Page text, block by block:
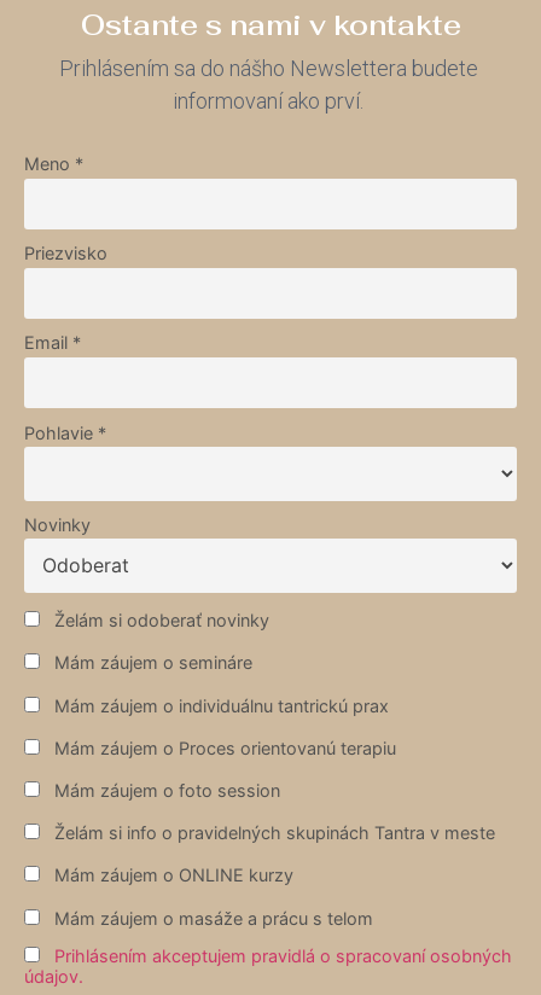
Ostante s nami v kontakte
Prihlásením sa do nášho Newslettera budete
informovaní ako prví.
Meno *
Priezvisko
Email *
Pohlavie *
Novinky
Želám si odoberať novinky
Mám záujem o semináre
Mám záujem o individuálnu tantrickú prax
Mám záujem o Proces orientovanú terapiu
Mám záujem o foto session
Želám si info o pravidelných skupinách Tantra v meste
Mám záujem o ONLINE kurzy
Mám záujem o masáže a prácu s telom
Prihlásením akceptujem pravidlá o spracovaní osobných
údajov.